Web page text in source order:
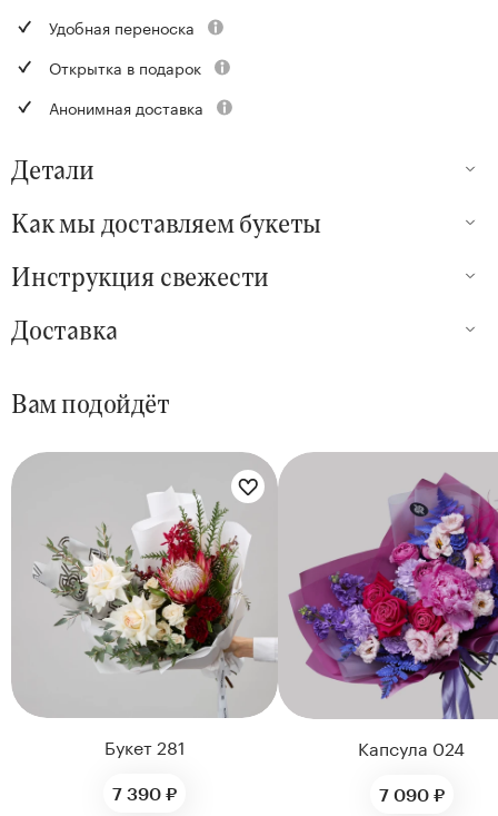
Удобная переноска
Открытка в подарок
Анонимная доставка
Детали
Как мы доставляем букеты
Инструкция свежести
Доставка
Вам подойдёт
Букет 281
7 390 ₽
Цветы букета:
Капсула 024
7 090 ₽